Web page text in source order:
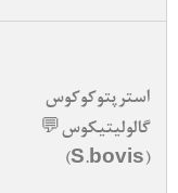
استرپتوکوکوس
گالولیتیکوس💬
(
S.bovis
)